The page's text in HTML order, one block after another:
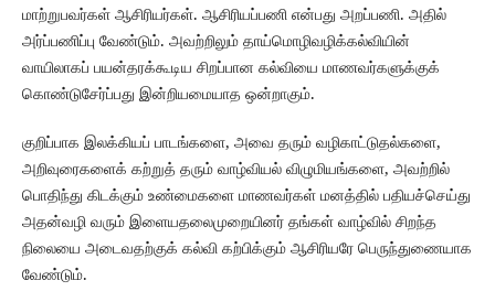
மாற்றுபவர்கள் ஆசிரியர்கள். ஆசிரியப்பணி என்பது அறப்பணி. அதில்
அர்ப்பணிப்பு வேண்டும். அவற்றிலும் தாய்மொழிவழிக்கல்வியின்
வாயிலாகப் பயன்தரக்கூடிய சிறப்பான கல்வியை மாணவர்களுக்குக்
கொண்டுசேர்ப்பது இன்றியமையாத ஒன்றாகும்.
குறிப்பாக இலக்கியப் பாடங்களை, அவை தரும் வழிகாட்டுதல்களை,
அறிவுரைகளைக் கற்றுத் தரும் வாழ்வியல் விழுமியங்களை, அவற்றில்
பொதிந்து கிடக்கும் உண்மைகளை மாணவர்கள் மனத்தில் பதியச்செய்து
அதன்வழி வரும் இளையதலைமுறையினர் தங்கள் வாழ்வில் சிறந்த
நிலையை அடைவதற்குக் கல்வி கற்பிக்கும் ஆசிரியரே பெருந்துணையாக
வேண்டும்.